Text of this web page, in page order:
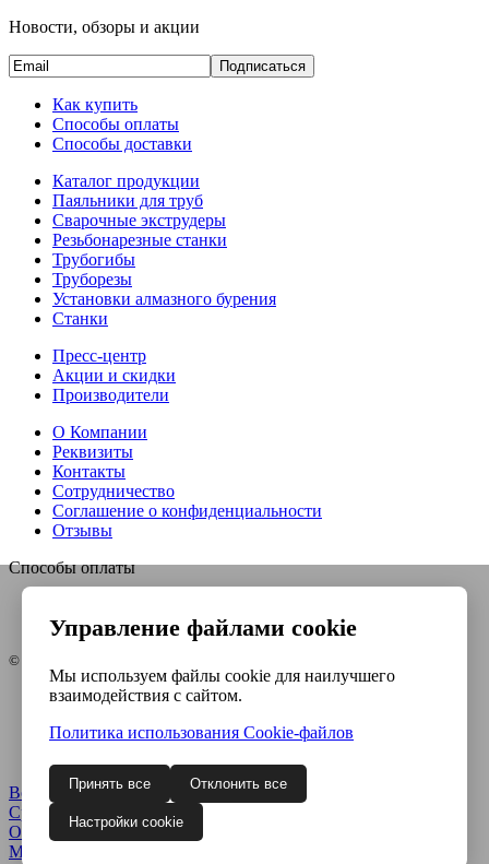
Управление файлами cookie
Мы используем файлы cookie для наилучшего
взаимодействия с сайтом.
Политика использования Сookie-файлов
Принять все Отклонить все
Настройки cookie
Новости, обзоры и акции
Подписаться
Как купить
Способы оплаты
Способы доставки
Каталог продукции
Паяльники для труб
Сварочные экструдеры
Резьбонарезные станки
Трубогибы
Труборезы
Установки алмазного бурения
Станки
Пресс-центр
Акции и скидки
Производители
О Компании
Реквизиты
Контакты
Сотрудничество
Соглашение о конфиденциальности
Отзывы
Способы оплаты
© Интернет-магазин Евро-инструмент, 2026
Контакты
Политика конфиденциальности
Войти
Регистрация
Сравнение
Отложенные0
Моя корзина